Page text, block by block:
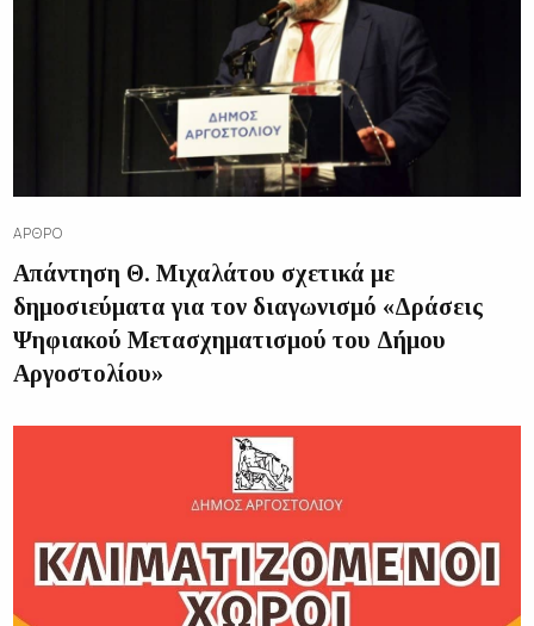
ΆΡΘΡΟ
Απάντηση Θ. Μιχαλάτου σχετικά με
δημοσιεύματα για τον διαγωνισμό «Δράσεις
Ψηφιακού Μετασχηματισμού του Δήμου
Αργοστολίου»